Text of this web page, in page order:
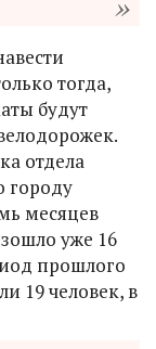
тогда,
будут
отдела
городу
месяцев
уже 16
прошлого
19 человек, в